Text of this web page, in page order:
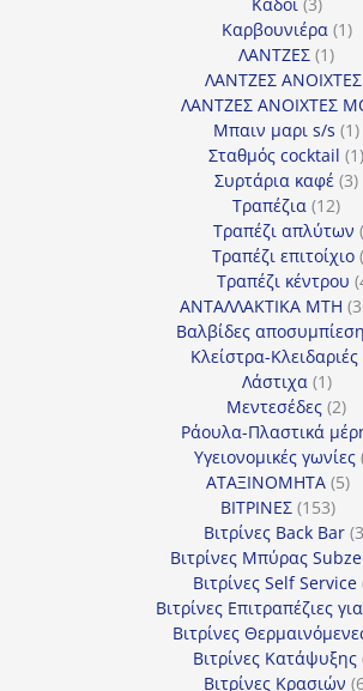
Καρβουνιέρα 11
ΛΑΝΤΖΕΣ 11
ΛΑΝΤΖΕΣ ΑΝΟΙΧΤΕΣ
ΛΑΝΤΖΕΣ ΑΝΟΙΧΤΕΣ
Μπαιν μαρι s/s 11
Σταθμός cocktail 11
Συρτάρια καφέ 33
Τραπέζια 1212
Τραπέζι απλύτων
Τραπέζι επιτοίχιο
Τραπέζι κέντρου
ΑΝΤΑΛΛΑΚΤΙΚΑ MTH
Βαλβίδες
Κλείστρα-Κλειδαριές
Λάστιχα 11
Μεντεσέδες 22
Ράουλα-Πλαστικά
Υγειονομικές γωνίες
ΑΤΑΞΙΝΟΜΗΤΑ 55
ΒΙΤΡΙΝΕΣ 153153
Βιτρίνες Back Bar 3
Βιτρίνες Mπύρας
Βιτρίνες Self Service
Βιτρίνες Επιτραπέζιες
Βιτρίνες
Βιτρίνες Κατάψυξης
Βιτρίνες Κρασιών